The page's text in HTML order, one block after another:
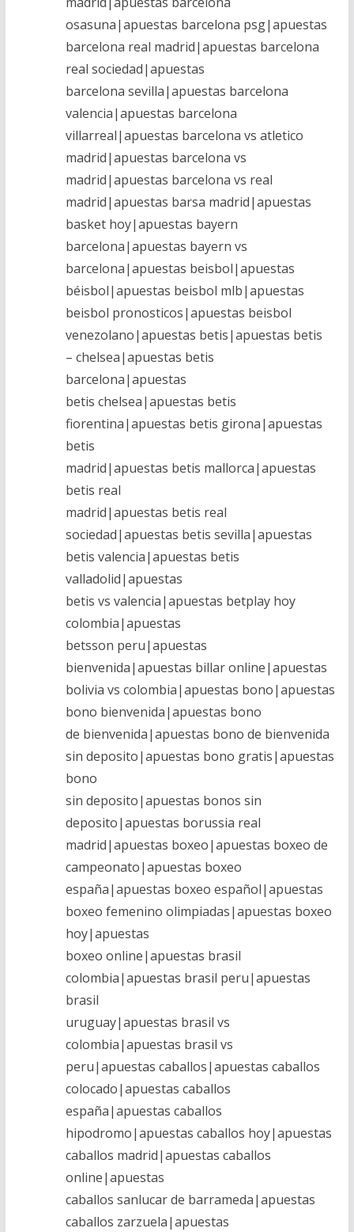
osasuna|apuestas barcelona psg|apuestas
barcelona real madrid|apuestas barcelona
real sociedad|apuestas
barcelona sevilla|apuestas barcelona
valencia|apuestas barcelona
villarreal|apuestas barcelona vs atletico
madrid|apuestas barcelona vs
madrid|apuestas barcelona vs real
madrid|apuestas barsa madrid|apuestas
basket hoy|apuestas bayern
barcelona|apuestas bayern vs
barcelona|apuestas beisbol|apuestas
béisbol|apuestas beisbol mlb|apuestas
beisbol pronosticos|apuestas beisbol
venezolano|apuestas betis|apuestas betis
– chelsea|apuestas betis
barcelona|apuestas
betis chelsea|apuestas betis
fiorentina|apuestas betis girona|apuestas
betis
madrid|apuestas betis mallorca|apuestas
betis real
madrid|apuestas betis real
sociedad|apuestas betis sevilla|apuestas
betis valencia|apuestas betis
valladolid|apuestas
betis vs valencia|apuestas betplay hoy
colombia|apuestas
betsson peru|apuestas
bienvenida|apuestas billar online|apuestas
bolivia vs colombia|apuestas bono|apuestas
bono bienvenida|apuestas bono
de bienvenida|apuestas bono de bienvenida
sin deposito|apuestas bono gratis|apuestas
bono
sin deposito|apuestas bonos sin
deposito|apuestas borussia real
madrid|apuestas boxeo|apuestas boxeo de
campeonato|apuestas boxeo
españa|apuestas boxeo español|apuestas
boxeo femenino olimpiadas|apuestas boxeo
hoy|apuestas
boxeo online|apuestas brasil
colombia|apuestas brasil peru|apuestas
brasil
uruguay|apuestas brasil vs
colombia|apuestas brasil vs
peru|apuestas caballos|apuestas caballos
colocado|apuestas caballos
españa|apuestas caballos
hipodromo|apuestas caballos hoy|apuestas
caballos madrid|apuestas caballos
online|apuestas
caballos sanlucar de barrameda|apuestas
caballos zarzuela|apuestas